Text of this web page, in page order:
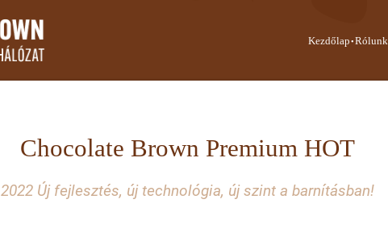
Kezdőlap·Rólunk
Chocolate Brown Premium HOT
2022 Új fejlesztés, új technológia, új szint a barnításban!